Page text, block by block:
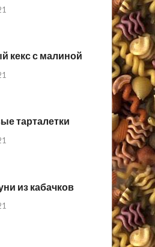
кекс с малиной
тарталетки
из кабачков